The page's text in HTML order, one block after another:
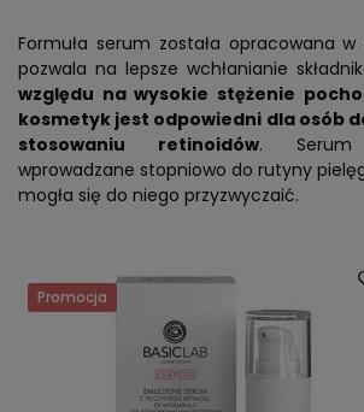
Formuła serum została opracowana
pozwala na lepsze wchłanianie
względu na wysokie stężenie
kosmetyk jest odpowiedni dla osób
stosowaniu retinoidów.
wprowadzane stopniowo do rutyny
mogła się do niego przyzwyczaić.
Promocja